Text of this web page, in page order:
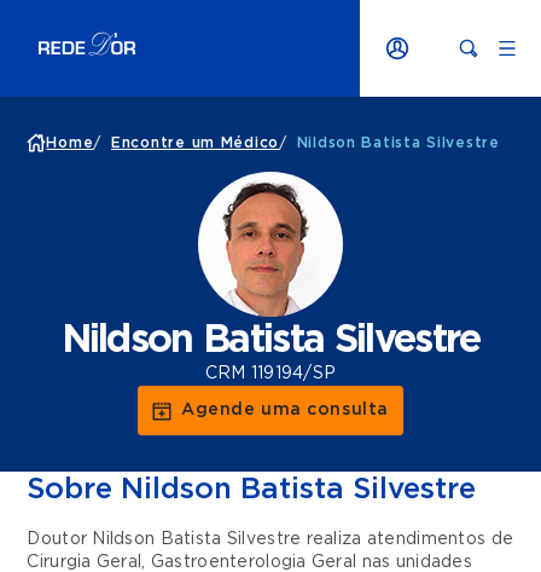
Home/ Encontre um Médico / Nildson Batista Silvestre
Nildson Batista Silvestre
CRM 119194/SP
Agende uma consulta
Sobre Nildson Batista Silvestre
Doutor Nildson Batista Silvestre realiza atendimentos de
Cirurgia Geral, Gastroenterologia Geral
nas unidades